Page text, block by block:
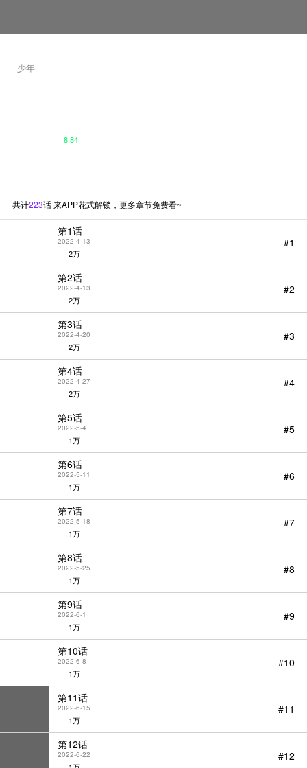
少年
河道元是校霸们的游戏代打，为了
游戏道具，熬夜了一周迎来悲惨的
成所有任务呢？
StarScore
8.84
共计223话 来APP花式解锁，更多章节免费看~
第1话
2022-4-13
2万
#1
第2话
2022-4-13
2万
#2
第3话
2022-4-20
2万
#3
第4话
2022-4-27
2万
#4
第5话
2022-5-4
1万
#5
第6话
2022-5-11
1万
#6
第7话
2022-5-18
1万
#7
第8话
2022-5-25
1万
#8
第9话
2022-6-1
1万
#9
第10话
2022-6-8
1万
#10
第11话
2022-6-15
1万
#11
第12话
2022-6-22 #12